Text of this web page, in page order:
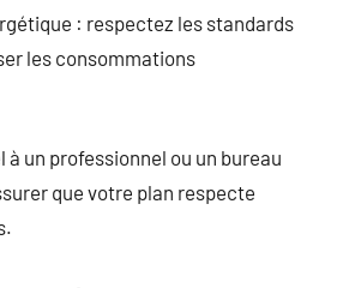
: respectez les standards
les consommations
un professionnel ou un bureau
que votre plan respecte